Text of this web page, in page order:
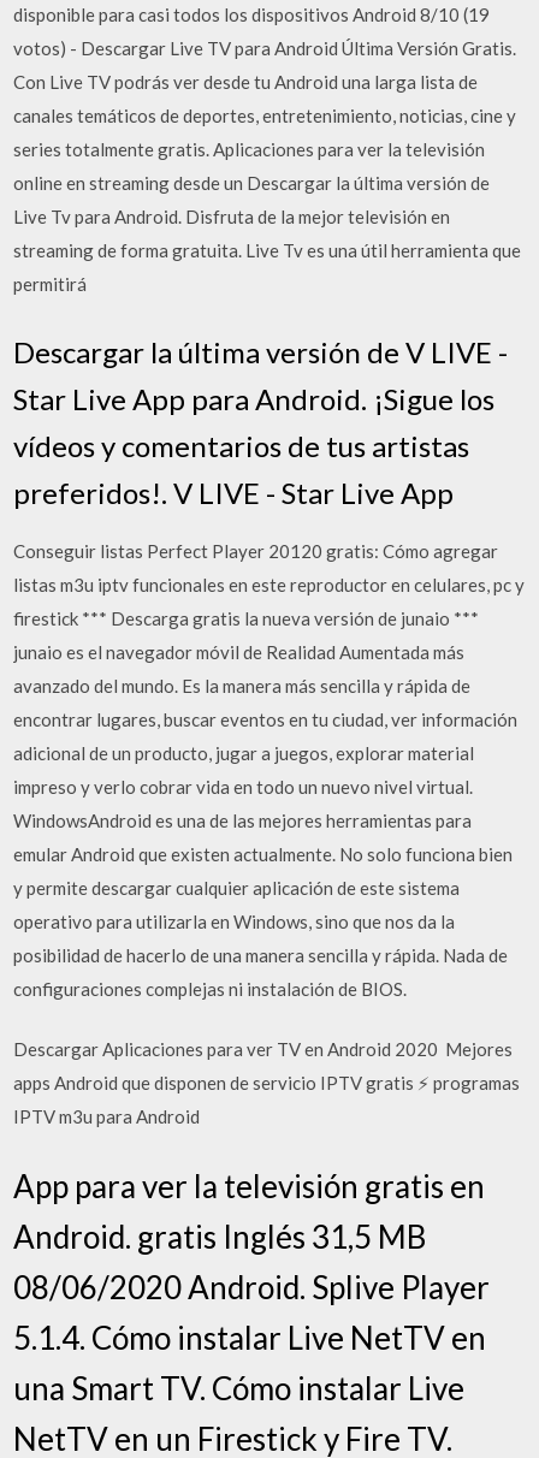
disponible para casi todos los dispositivos Android 8/10 (19
votos) - Descargar Live TV para Android Última Versión Gratis.
Con Live TV podrás ver desde tu Android una larga lista de
canales temáticos de deportes, entretenimiento, noticias, cine y
series totalmente gratis. Aplicaciones para ver la televisión
online en streaming desde un Descargar la última versión de
Live Tv para Android. Disfruta de la mejor televisión en
streaming de forma gratuita. Live Tv es una útil herramienta que
permitirá
Descargar la última versión de V LIVE -
Star Live App para Android. ¡Sigue los
vídeos y comentarios de tus artistas
preferidos!. V LIVE - Star Live App
Conseguir listas Perfect Player 20120 gratis: Cómo agregar
listas m3u iptv funcionales en este reproductor en celulares, pc y
firestick *** Descarga gratis la nueva versión de junaio ***
junaio es el navegador móvil de Realidad Aumentada más
avanzado del mundo. Es la manera más sencilla y rápida de
encontrar lugares, buscar eventos en tu ciudad, ver información
adicional de un producto, jugar a juegos, explorar material
impreso y verlo cobrar vida en todo un nuevo nivel virtual.
WindowsAndroid es una de las mejores herramientas para
emular Android que existen actualmente. No solo funciona bien
y permite descargar cualquier aplicación de este sistema
operativo para utilizarla en Windows, sino que nos da la
posibilidad de hacerlo de una manera sencilla y rápida. Nada de
configuraciones complejas ni instalación de BIOS.
Descargar Aplicaciones para ver TV en Android 2020 ️ Mejores
apps Android que disponen de servicio IPTV gratis ⚡ programas
IPTV m3u para Android
App para ver la televisión gratis en
Android. gratis Inglés 31,5 MB
08/06/2020 Android. Splive Player
5.1.4. Cómo instalar Live NetTV en
una Smart TV. Cómo instalar Live
NetTV en un Firestick y Fire TV.